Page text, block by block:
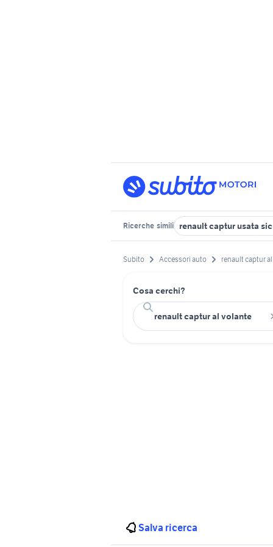
Ricerche simili renault captur usata
Subito Accessori auto renault captur
Cosa cerchi?
Salva ricerca